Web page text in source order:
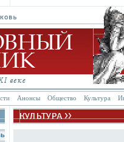
Анонсы Общество Культура